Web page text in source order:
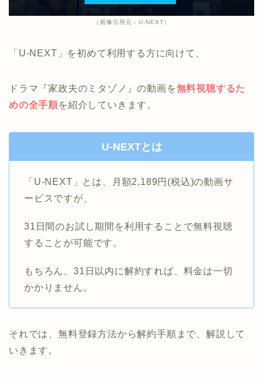
（画像引用元：U-NEXT）
「U-NEXT」を初めて利用する方に向けて、
ドラマ『家政夫のミタゾノ』の動画を無料視聴するた
めの全手順を紹介していきます。
U-NEXTとは
「U-NEXT」とは、月額2,189円(税込)の動画サ
ービスですが、
31日間のお試し期間を利用することで無料視聴
することが可能です。
もちろん、31日以内に解約すれば、料金は一切
かかりません。
それでは、無料登録方法から解約手順まで、解説して
いきます。